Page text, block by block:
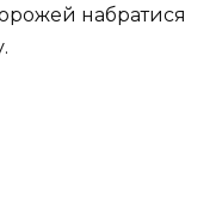
набратися